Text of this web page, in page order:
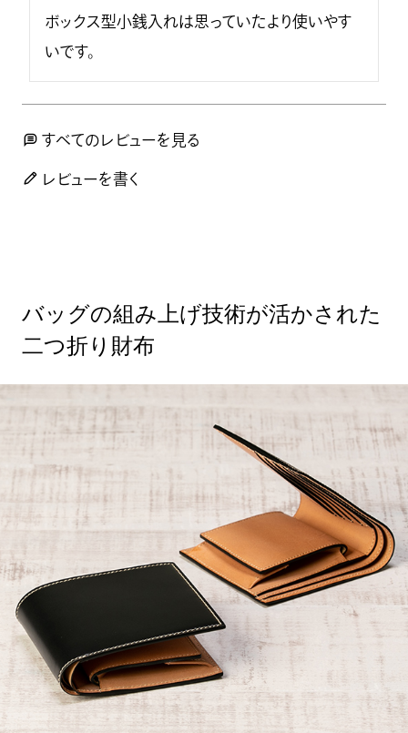
ボックス型小銭入れは思っていたより使いやす
いです。
すべてのレビューを見る
レビューを書く
バッグの組み上げ技術が活かされた
二つ折り財布